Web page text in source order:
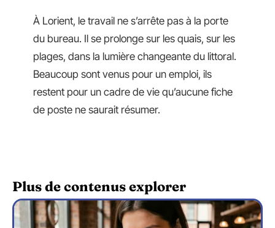
À Lorient, le travail ne s’arrête pas à la porte
du bureau. Il se prolonge sur les quais, sur les
plages, dans la lumière changeante du littoral.
Beaucoup sont venus pour un emploi, ils
restent pour un cadre de vie qu’aucune fiche
de poste ne saurait résumer.
Plus de contenus explorer